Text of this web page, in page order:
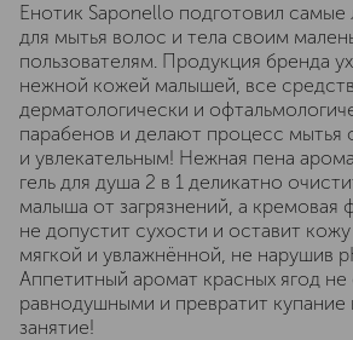
Енотик Saponello подготовил самые
для мытья волос и тела своим
пользователям. Продукция бренда
нежной кожей малышей, все
дерматологически и
парабенов и делают процесс
и увлекательным! Нежная пена
гель для душа 2 в 1 деликатно
малыша от загрязнений, а кремовая
не допустит сухости и оставит
мягкой и увлажнённой, не нарушив
Аппетитный аромат красных ягод
равнодушными и превратит
занятие!